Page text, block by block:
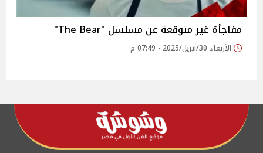
مفاجأة غير متوقعة عن مسلسل "The Bear"
الأربعاء 30/أبريل/2025 - 07:49 م